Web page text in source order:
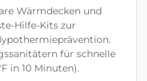
Wärmdecken und
Hilfe-Kits zur
für schnelle
in 10 Minuten).